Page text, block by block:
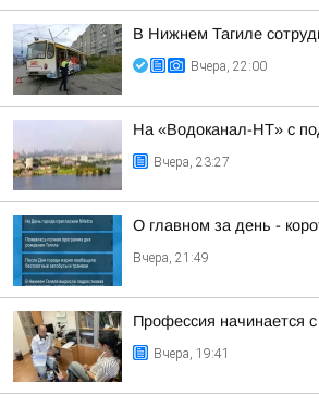
В Нижнем Тагиле
Вчера, 22:00
На «Водоканал-НТ» с
Вчера, 23:27
О главном за день -
Вчера, 21:49
Профессия начинается
Вчера, 19:41